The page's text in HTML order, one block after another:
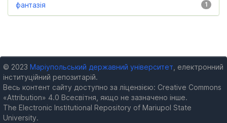
1
фантазія
© 2023 Маріупольський державний університет , електронний
інституційний репозитарій.
Весь контент сайту доступно за ліцензією: Creative Commons
«Attribution» 4.0 Всесвітня, якщо не зазначено інше.
The Electronic Institutional Repository of Mariupol State
University.